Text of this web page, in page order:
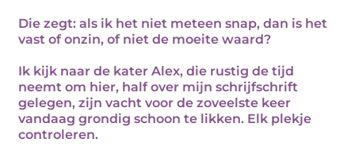
Die zegt: als ik het niet meteen snap, dan is het
vast of onzin, of niet de moeite waard?
Ik kijk naar de kater Alex, die rustig de tijd
neemt om hier, half over mijn schrijfschrift
gelegen, zijn vacht voor de zoveelste keer
vandaag grondig schoon te likken. Elk plekje
controleren.